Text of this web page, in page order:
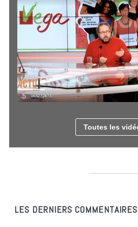
Toutes les
LES DERNIERS